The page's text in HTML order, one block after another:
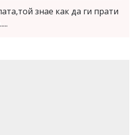
знае как да ги прати